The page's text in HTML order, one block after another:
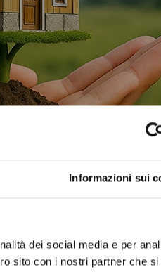
Informazioni sui
dei social media e per
sito con i nostri partner che
l'uso di tecnologie